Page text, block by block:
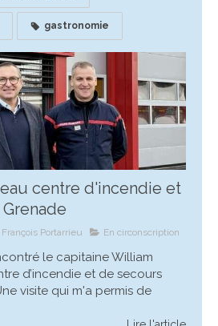
gastronomie
centre d'incendie et
Portarrieu En circonscription
le capitaine William
d’incendie et de secours
visite qui m'a permis de